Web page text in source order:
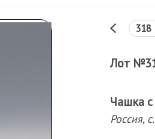
318
Лот
Чашка
Россия,